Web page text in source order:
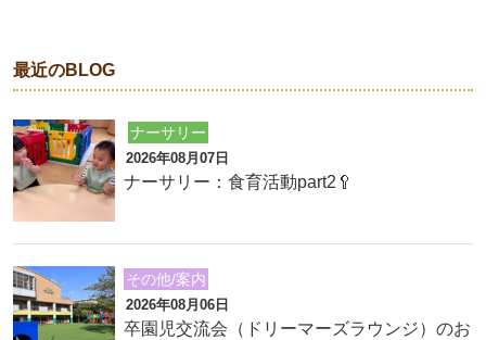
最近のBLOG
ナーサリー
2026年08月07日
ナーサリー：食育活動part2🥄
その他/案内
2026年08月06日
卒園児交流会（ドリーマーズラウンジ）のお